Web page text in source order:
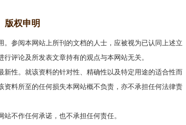
版权申明
参阅本网站上所刊的文档的人士，应被视为已认同上述立
评论及所发表文章持有的观点与本网站无关。
新性。就该资料的针对性、精确性以及特定用途的适合性而
料所至的任何损失本网站概不负责，亦不承担任何法律责
不作任何承诺，也不承担任何责任。